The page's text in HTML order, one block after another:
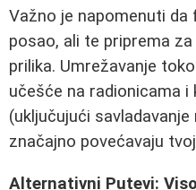
Važno je napomenuti
posao, ali te priprema
prilika. Umrežavanje
učešće na radionicama
(uključujući
značajno povećavaju
Alternativni Putevi: